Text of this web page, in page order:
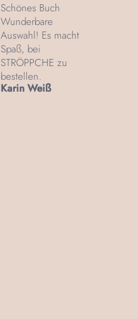
Schönes Buch
Wunderbare
Auswahl! Es macht
Spaß, bei
STRÖPPCHE zu
bestellen.
Karin Weiß